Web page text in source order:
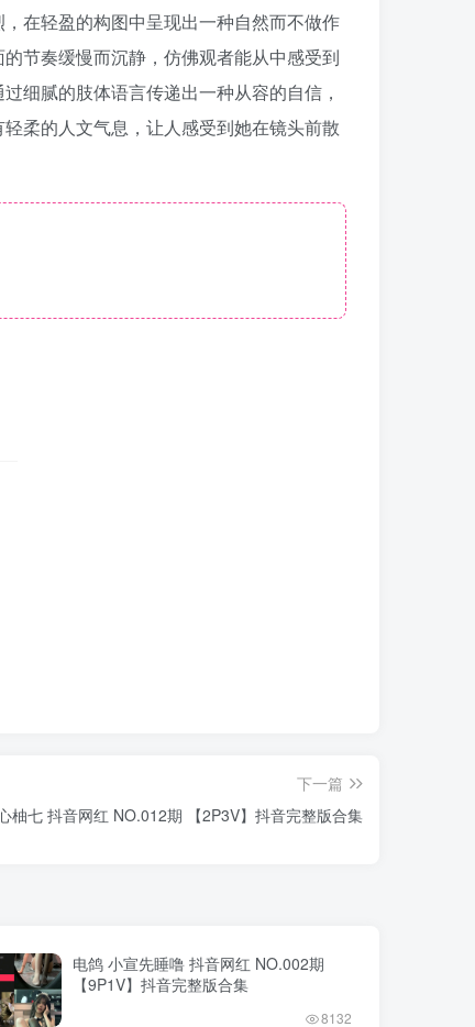
在轻盈的构图中呈现出一种自然而不做作
节奏缓慢而沉静，仿佛观者能从中感受到
细腻的肢体语言传递出一种从容的自信，
柔的人文气息，让人感受到她在镜头前散
下一篇
柚七 抖音网红 NO.012期 【2P3V】抖音完整版合集
电鸽 小宣先睡噜 抖音网红 NO.002期
【9P1V】抖音完整版合集
8132